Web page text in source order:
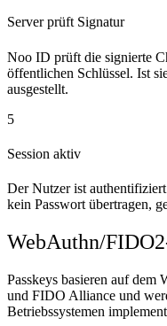
Server prüft Signatur
Noo ID prüft die signierte
öffentlichen Schlüssel. Ist
ausgestellt.
5
Session aktiv
Der Nutzer ist
kein Passwort übertragen,
WebAuthn/
Passkeys basieren auf
und FIDO Alliance und
Betriebssystemen